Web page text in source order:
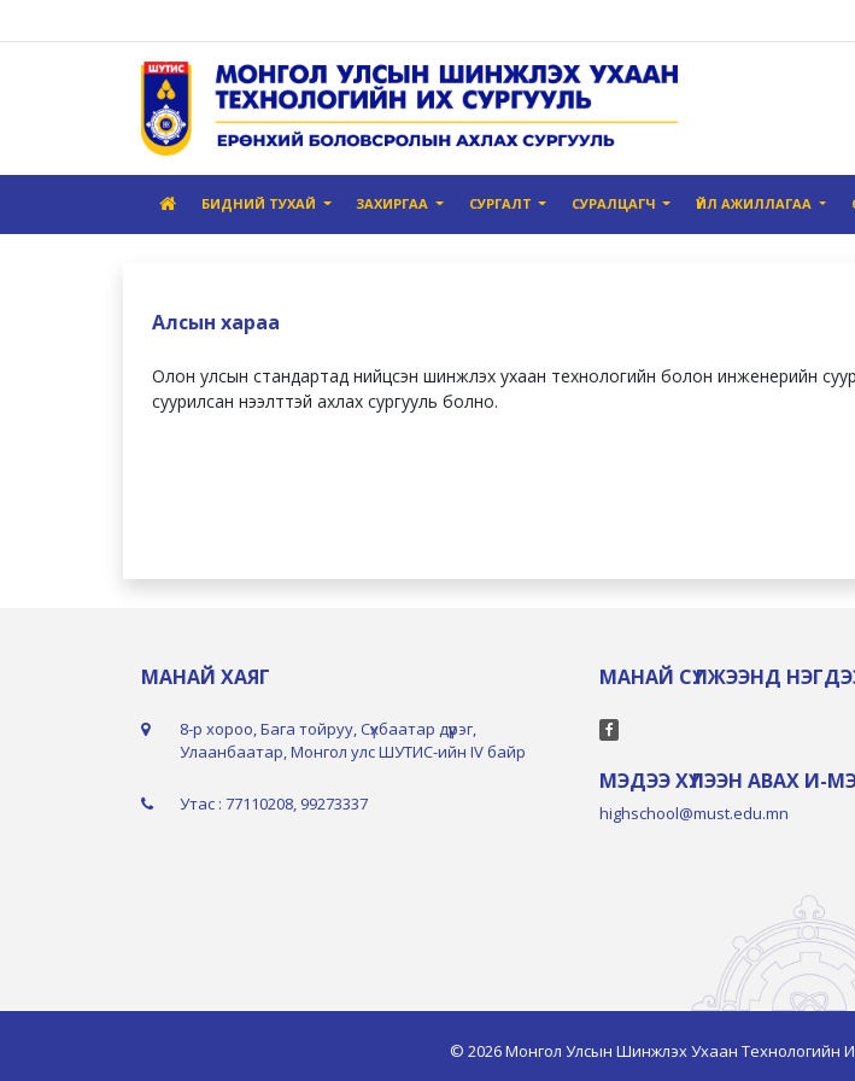
БИДНИЙ ТУХАЙ ЗАХИРГАА СУРГАЛТ СУРАЛЦАГЧ ҮЙЛ АЖИЛЛАГАА
Алсын хараа
Олон улсын стандартад нийцсэн шинжлэх ухаан технологийн болон инженерийн
суурилсан нээлттэй ахлах сургууль болно.
МАНАЙ ХАЯГ
8-р хороо, Бага тойруу, Сүхбаатар дүүрэг,
Улаанбаатар, Монгол улс ШУТИС-ийн IV байр
Утас : 77110208, 99273337
МАНАЙ СҮЛЖЭЭНД
МЭДЭЭ ХҮЛЭЭН АВАХ И-
highschool@must.edu.mn
© 2026 Монгол Улсын Шинжлэх Ухаан Технологийн